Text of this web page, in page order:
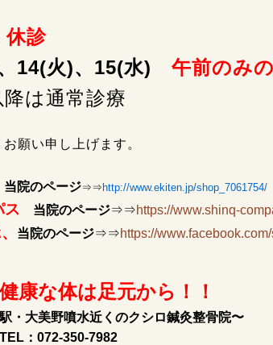
休診
14(火)、15(水)
午前のみ
は通常診療
願い申し上げます。
当院のページ⇒⇒ http://www.ekiten.jp/shop_7061754/
ス 当院のページ⇒⇒https://www.shinq-
当院のページ⇒⇒https://
体は足元から！！
大美野噴水近くのクシロ鍼灸整骨院〜
350-7982